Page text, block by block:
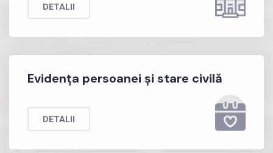
DETALII
Evidența persoanei și stare civilă
DETALII